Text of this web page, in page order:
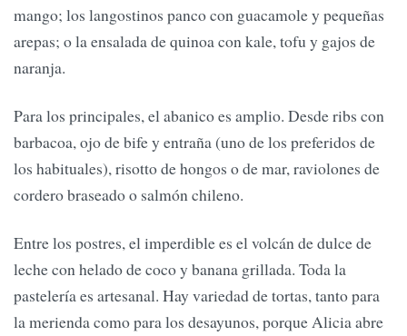
mango; los langostinos panco con guacamole y pequeñas
arepas; o la ensalada de quinoa con kale, tofu y gajos de
naranja.
Para los principales, el abanico es amplio. Desde ribs con
barbacoa, ojo de bife y entraña (uno de los preferidos de
los habituales), risotto de hongos o de mar, raviolones de
cordero braseado o salmón chileno.
Entre los postres, el imperdible es el volcán de dulce de
leche con helado de coco y banana grillada. Toda la
pastelería es artesanal. Hay variedad de tortas, tanto para
la merienda como para los desayunos, porque Alicia abre